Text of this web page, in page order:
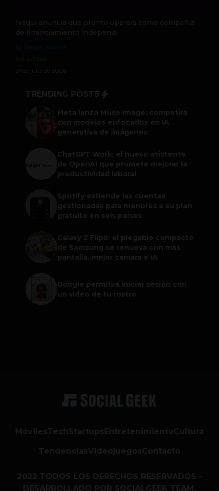
Nequi anuncia que pronto operará como compañía
de financiamiento independi
31 de julio de 2026
TRENDING POSTS
Meta lanza Muse Image: competirá
con modelos enfocados en IA
generativa de imágenes
ChatGPT Work: el nuevo asistente
de OpenAI que promete mejorar la
productividad laboral
Spotify extiende las cuentas
gestionadas para menores a su plan
gratuito en seis países
Galaxy Z Flip8: el plegable compacto
de Samsung se renueva con más
pantalla, mejor cámara e IA
Google permitirá iniciar sesión con
un video de tu rostro